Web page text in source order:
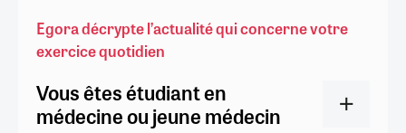
Egora décrypte l’actualité qui concerne votre
exercice quotidien
Vous êtes étudiant en
médecine ou jeune médecin